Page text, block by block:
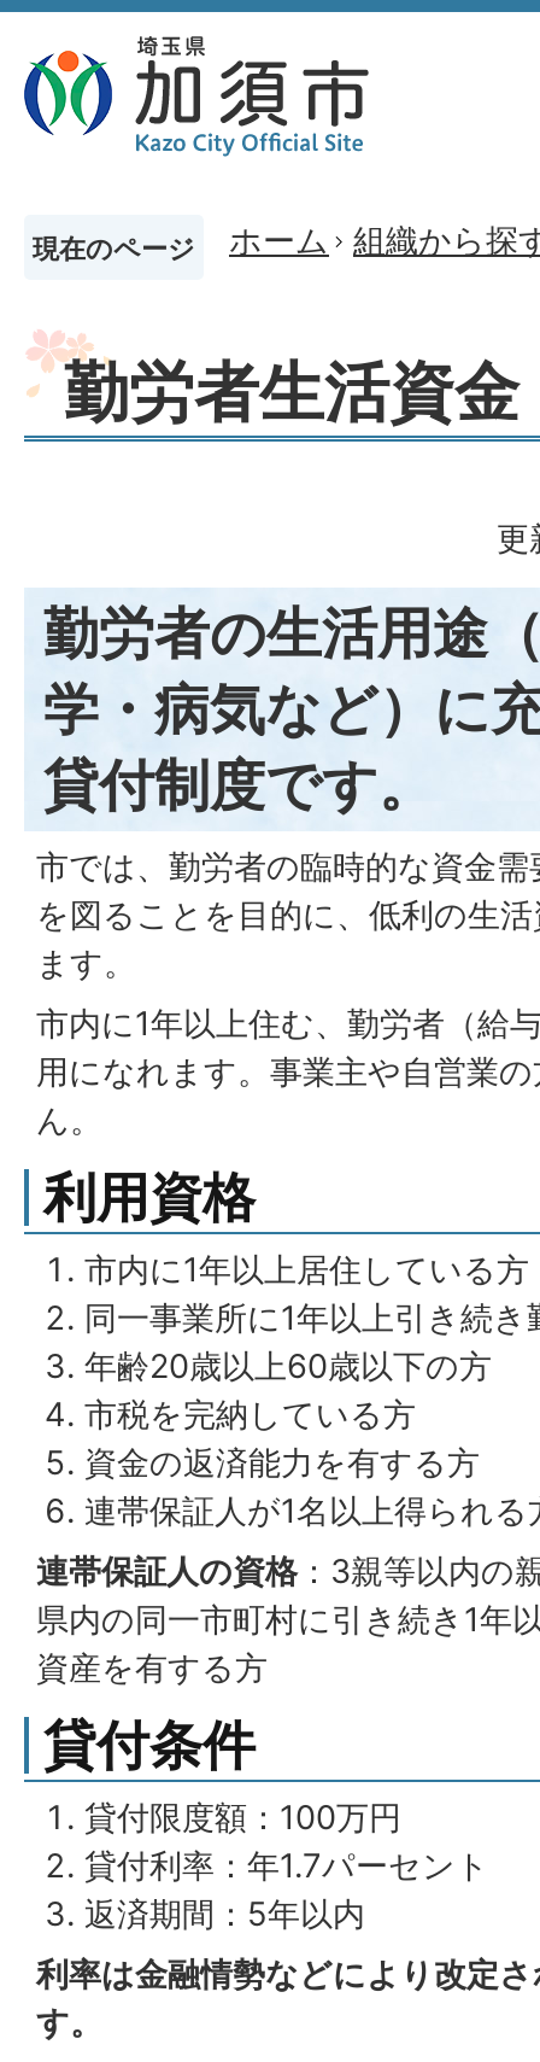
現在のページ ホーム 組織から探
勤労者生活資金
更
勤労者の生活用途
学・病気など）に
貸付制度です。
市では、勤労者の臨時的な資金
を図ることを目的に、低利の生
ます。
市内に1年以上住む、勤労者（給
用になれます。事業主や自営業
ん。
利用資格
市内に1年以上居住している方
同一事業所に1年以上引き続
年齢20歳以上60歳以下の方
市税を完納している方
資金の返済能力を有する方
連帯保証人が1名以上得られる
連帯保証人の資格：3親等以内の
県内の同一市町村に引き続き1年
資産を有する方
貸付条件
貸付限度額：100万円
貸付利率：年1.7パーセント
返済期間：5年以内
利率は金融情勢などにより改定
す。